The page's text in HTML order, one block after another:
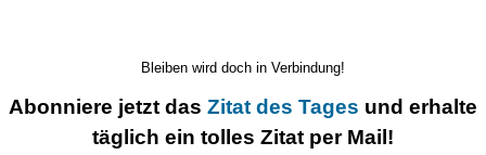
Bleiben wird doch in Verbindung!
Abonniere jetzt das Zitat des Tages und erhalte
täglich ein tolles Zitat per Mail!